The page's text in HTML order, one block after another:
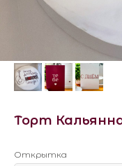
Торт
Открытка